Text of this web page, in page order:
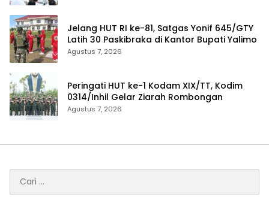
Jelang HUT RI ke-81, Satgas Yonif 645/GTY
Latih 30 Paskibraka di Kantor Bupati Yalimo
Agustus 7, 2026
Peringati HUT ke-1 Kodam XIX/TT, Kodim
0314/Inhil Gelar Ziarah Rombongan
Agustus 7, 2026
untuk: